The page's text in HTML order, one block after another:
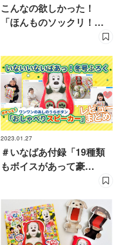
こんなの欲しかった！
「ほんものソックリ！
バスブザー」をいち早く
2023.01.27
＃いなばあ付録「19種類
もボイスがあって豪
華！」「電話してるみた